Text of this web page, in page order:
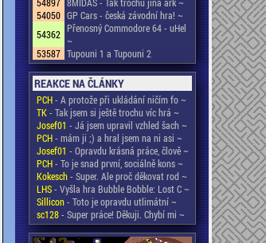
54050 GP Cars - česká závodní hra! ~
54362 Přenosný Commodore 64 - uHel
~
53587 Tupouni 1 a Tupouni 2
REAKCE NA ČLÁNKY
PCH- A protože při ukládání ničím fo ~
TK- Tak jsem si ještě trochu víc hrá ~
Josef01 - Já jsem upravil vzhled šach ~
PCH- mám ji ;) a hral jsem na ni asi ~
Josef01 - Opravdu krásná práce, člově ~
PCH- To je snad první, sociálně kons ~
Kokesch- Super. Ale proč děkovat rod ~
LHS- Vyšla hra Bubble Bobble: Lost C ~
Sillicon- Toto je opravdu utlimátní ~
sc128- Super práce! Děkuji. Chybí mi ~